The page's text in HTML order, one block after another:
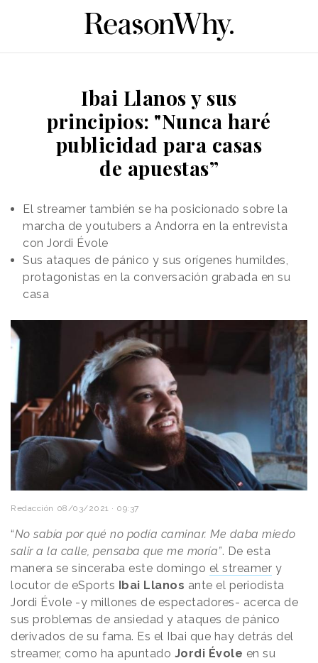
Ibai Llanos y sus
principios: "Nunca haré
publicidad para casas
de apuestas”
El streamer también se ha posicionado sobre la
marcha de youtubers a Andorra en la entrevista
con Jordi Évole
Sus ataques de pánico y sus orígenes humildes,
protagonistas en la conversación grabada en su
casa
Redacción 08/03/2021 · 09:37
“No sabía por qué no podía caminar. Me daba miedo
salir a la calle, pensaba que me moría”. De esta
manera se sinceraba este domingo el streamer y
locutor de eSports
Ibai Llanos ante el periodista
Jordi Évole -y millones de espectadores- acerca de
sus problemas de ansiedad y ataques de pánico
derivados de su fama. Es el Ibai que hay detrás del
streamer, como ha apuntado Jordi Évole en su